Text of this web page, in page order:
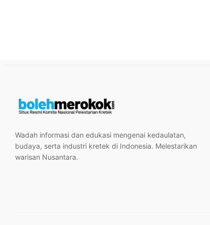
Wadah informasi dan edukasi mengenai kedaulatan,
budaya, serta industri kretek di Indonesia. Melestarikan
warisan Nusantara.